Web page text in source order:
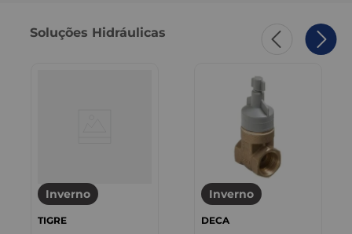
Soluções Hidráulicas
Inverno
TIGRE
Inverno
DECA